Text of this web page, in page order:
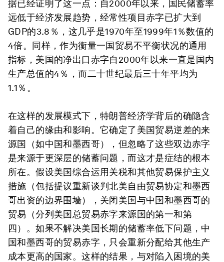
据已经证明了这一点：自2000年以来，国民储蓄率
远低于经济发展趋势，经常性项目赤字已扩大到
GDP的3.8％，这几乎是1970年至1999年1％数值的
4倍。同样，作为衡量一国贸易不平衡状况的通用
指标，美国的净出口赤字自2000年以来一直是国内
生产总值的4％，而二十世纪最后三十年平均为
1.1％。
在这样的发展模式下，特朗普经济学背后的确隐含
着自己的缘由和影响。它确定了美国贸易逆差的来
源国（如中国和墨西哥），但忽略了这些双边赤字
是来源于更深层的储蓄问题，而这才是症结的根本
所在。假设美国综合运用关税和其他贸易保护主义
措施（包括提议重新谈判北美自由贸易协定和墨西
哥出资的边界围墙），关闭美国与中国和墨西哥的
贸易（分列美国总贸易赤字来源国的第一和第
四）。如果不解决美国长期的储蓄率低下问题，中
国和墨西哥的贸易赤字，只会重新分配给其他生产
成本更高的国家。这样的结果，与对陷入困境的美